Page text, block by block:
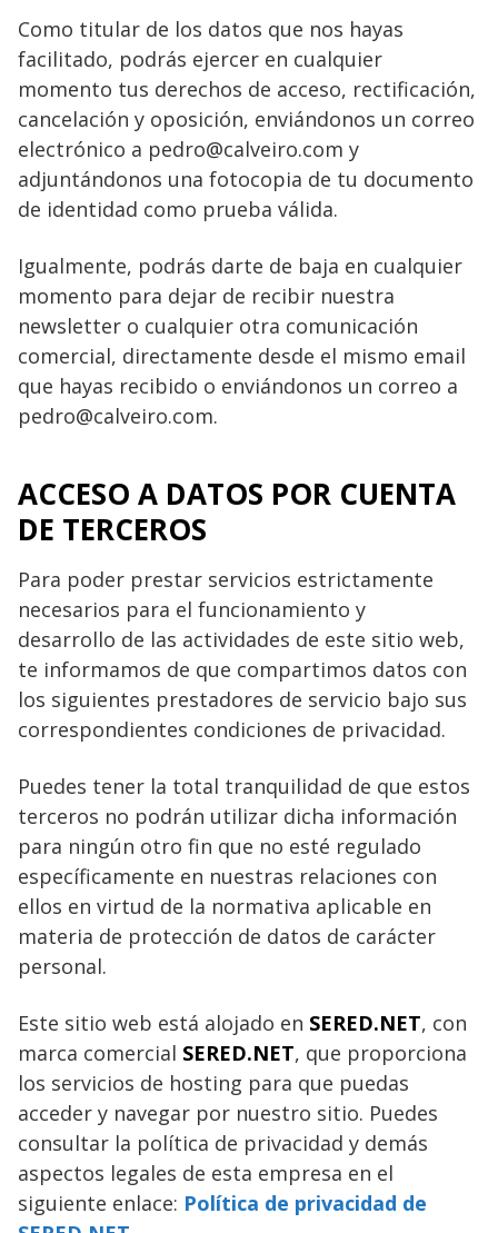
Como titular de los datos que nos hayas
facilitado, podrás ejercer en cualquier
momento tus derechos de acceso, rectificación,
cancelación y oposición, enviándonos un correo
electrónico a pedro@calveiro.com y
adjuntándonos una fotocopia de tu documento
de identidad como prueba válida.
Igualmente, podrás darte de baja en cualquier
momento para dejar de recibir nuestra
newsletter o cualquier otra comunicación
comercial, directamente desde el mismo email
que hayas recibido o enviándonos un correo a
pedro@calveiro.com.
ACCESO A DATOS POR CUENTA
DE TERCEROS
Para poder prestar servicios estrictamente
necesarios para el funcionamiento y
desarrollo de las actividades de este sitio web,
te informamos de que compartimos datos con
los siguientes prestadores de servicio bajo sus
correspondientes condiciones de privacidad.
Puedes tener la total tranquilidad de que estos
terceros no podrán utilizar dicha información
para ningún otro fin que no esté regulado
específicamente en nuestras relaciones con
ellos en virtud de la normativa aplicable en
materia de protección de datos de carácter
personal.
Este sitio web está alojado en SERED.NET, con
marca comercial SERED.NET, que proporciona
los servicios de hosting para que puedas
acceder y navegar por nuestro sitio. Puedes
consultar la política de privacidad y demás
aspectos legales de esta empresa en el
siguiente enlace: Política de privacidad de